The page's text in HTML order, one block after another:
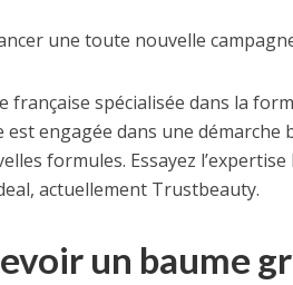
une toute nouvelle
française spécialisée dans la
est engagée dans une
formules. Essayez
actuellement Trustbeauty.
un baume